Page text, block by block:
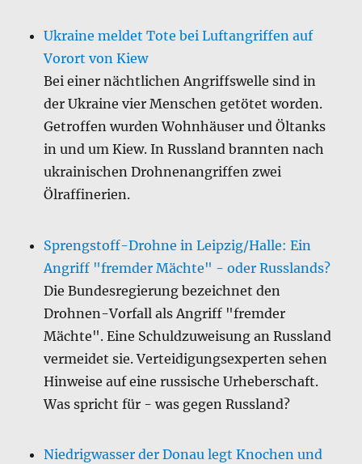
Ukraine meldet Tote bei Luftangriffen auf
Vorort von Kiew
Bei einer nächtlichen Angriffswelle sind in
der Ukraine vier Menschen getötet worden.
Getroffen wurden Wohnhäuser und Öltanks
in und um Kiew. In Russland brannten nach
ukrainischen Drohnenangriffen zwei
Ölraffinerien.
Sprengstoff-Drohne in Leipzig/Halle: Ein
Angriff "fremder Mächte" - oder Russlands?
Die Bundesregierung bezeichnet den
Drohnen-Vorfall als Angriff "fremder
Mächte". Eine Schuldzuweisung an Russland
vermeidet sie. Verteidigungsexperten sehen
Hinweise auf eine russische Urheberschaft.
Was spricht für - was gegen Russland?
Niedrigwasser der Donau legt Knochen und